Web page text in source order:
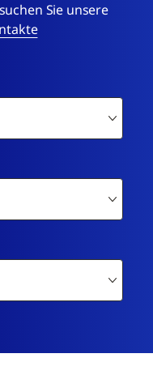
Sie unsere